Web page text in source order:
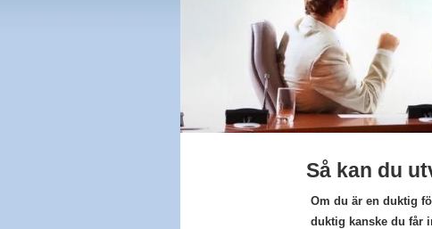
Så kan du
Om du är en duktig
duktig kanske du får